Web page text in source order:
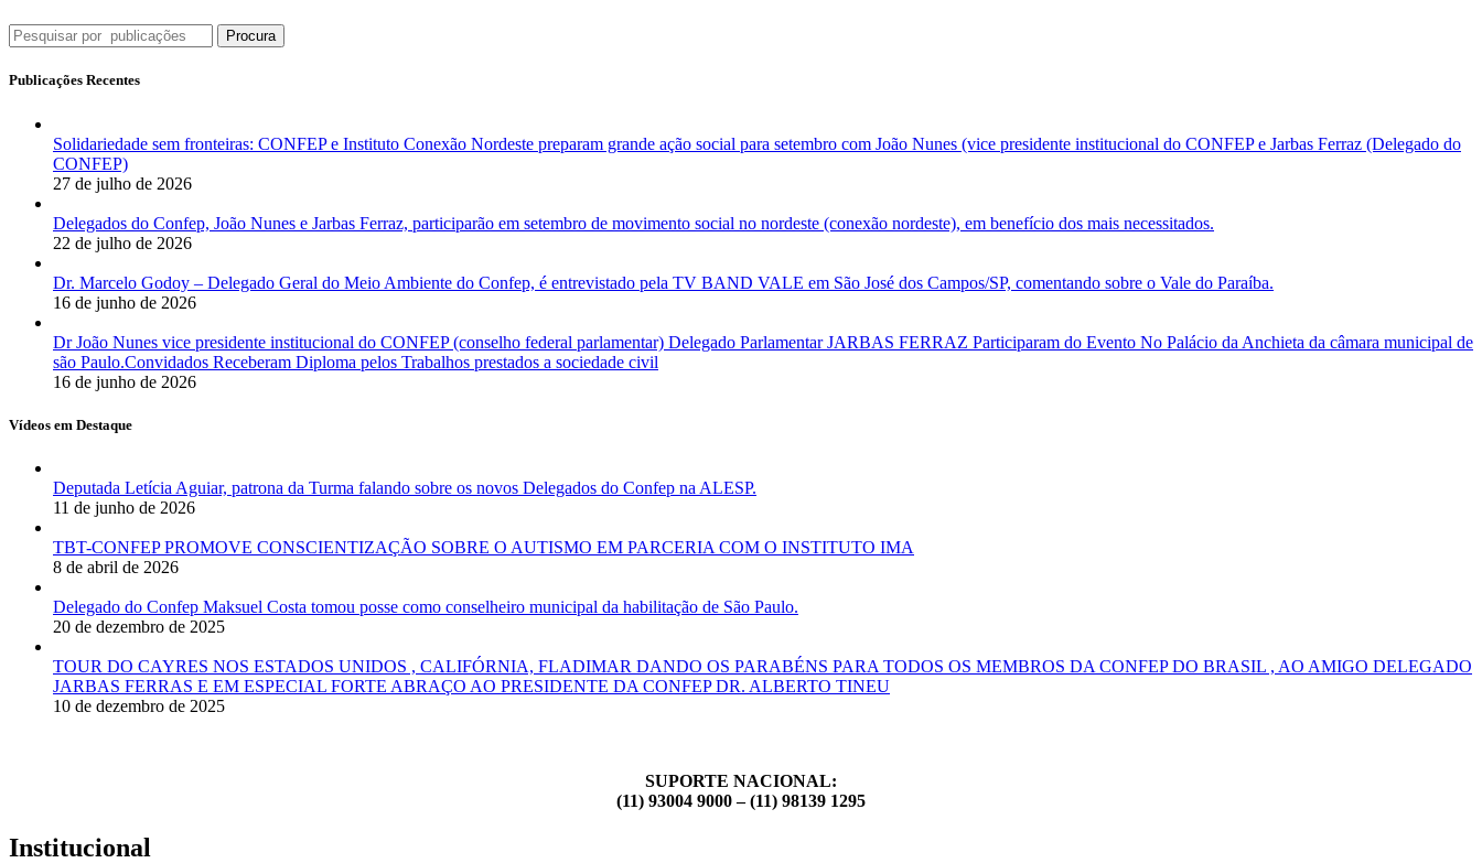
Procura
Publicações Recentes
Solidariedade sem fronteiras: CONFEP e Instituto Conexão Nordeste preparam grande ação social para setembro com João Nunes (vice presidente institucional do CONFEP e Jarbas Ferraz (Delegado do
CONFEP)
27 de julho de 2026
Delegados do Confep, João Nunes e Jarbas Ferraz, participarão em setembro de movimento social no nordeste (conexão nordeste), em benefício dos mais necessitados.
22 de julho de 2026
Dr. Marcelo Godoy – Delegado Geral do Meio Ambiente do Confep, é entrevistado pela TV BAND VALE em São José dos Campos/SP, comentando sobre o Vale do Paraíba.
16 de junho de 2026
Dr João Nunes vice presidente institucional do CONFEP (conselho federal parlamentar) Delegado Parlamentar JARBAS FERRAZ Participaram do Evento No Palácio da Anchieta da câmara municipal de
são Paulo.Convidados Receberam Diploma pelos Trabalhos prestados a sociedade civil
16 de junho de 2026
Vídeos em Destaque
Deputada Letícia Aguiar, patrona da Turma falando sobre os novos Delegados do Confep na ALESP.
11 de junho de 2026
TBT-CONFEP PROMOVE CONSCIENTIZAÇÃO SOBRE O AUTISMO EM PARCERIA COM O INSTITUTO IMA
8 de abril de 2026
Delegado do Confep Maksuel Costa tomou posse como conselheiro municipal da habilitação de São Paulo.
20 de dezembro de 2025
TOUR DO CAYRES NOS ESTADOS UNIDOS , CALIFÓRNIA, FLADIMAR DANDO OS PARABÉNS PARA TODOS OS MEMBROS DA CONFEP DO BRASIL , AO AMIGO DELEGADO
JARBAS FERRAS E EM ESPECIAL FORTE ABRAÇO AO PRESIDENTE DA CONFEP DR. ALBERTO TINEU
10 de dezembro de 2025
SUPORTE NACIONAL:
(11) 93004 9000 – (11) 98139 1295
Institucional